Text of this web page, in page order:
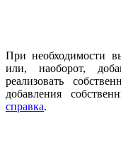
При необходимости
или, наоборот,
реализовать
добавления
справка.